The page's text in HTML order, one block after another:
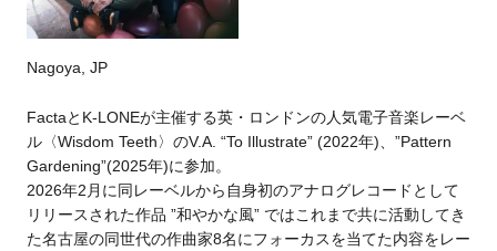
Nagoya, JP
FactaとK-LONEが主催する英・ロンドンの人気電子音楽レーベ
ル〈Wisdom Teeth〉のV.A. “To Illustrate” (2022年)、”Pattern
Gardening”(2025年)に参加。
2026年2月に同レーベルから自身初のアナログレコードとして
リリースされた作品 ”和やかな風” ではこれまで共に活動してき
た名古屋の同世代の作曲家8名にフォーカスを当てた内容をレー